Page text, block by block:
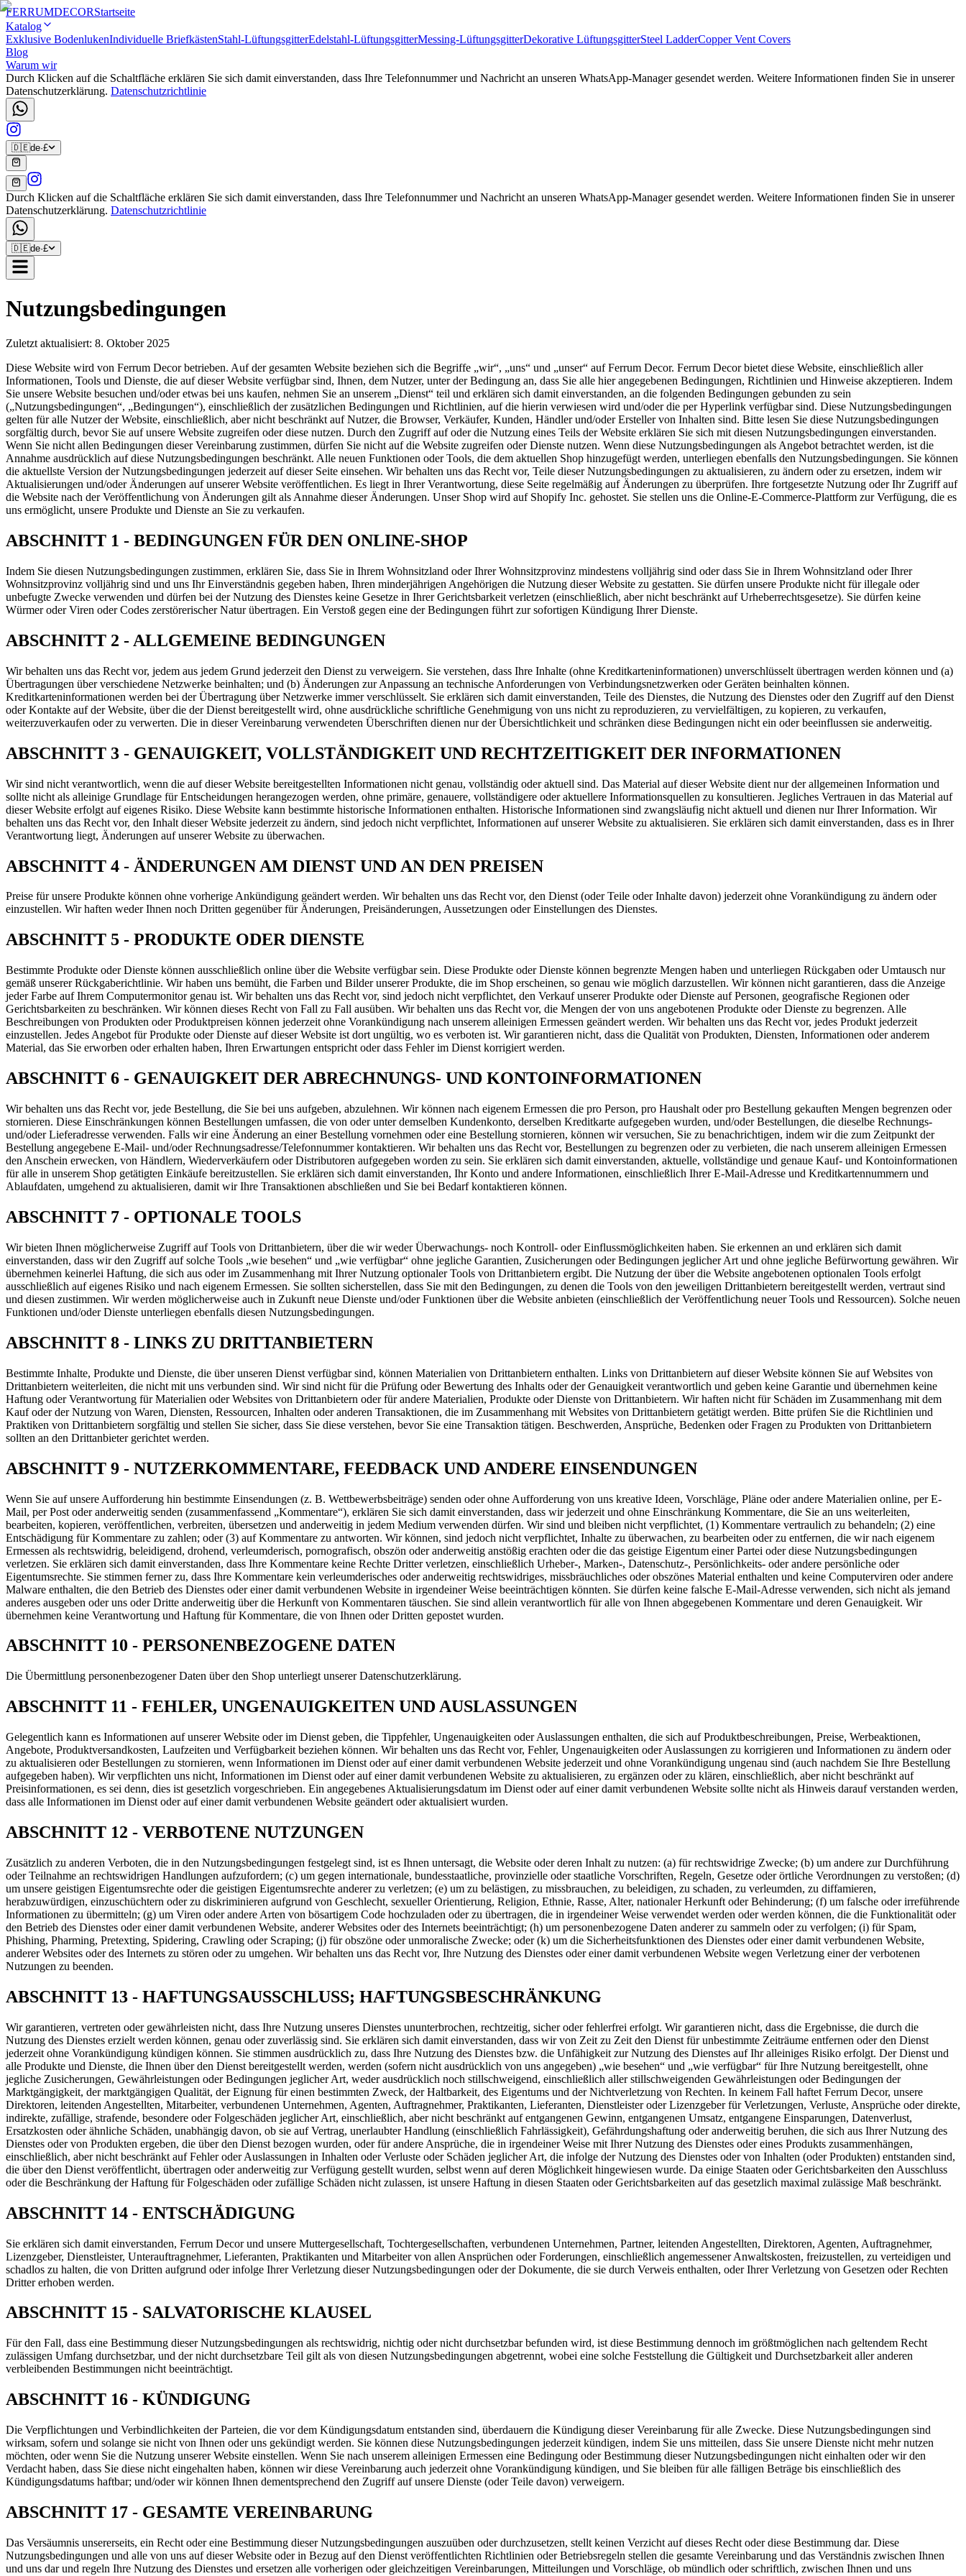
FERRUMDECORStartseite
Katalog
Exklusive BodenlukenIndividuelle BriefkästenStahl-LüftungsgitterEdelstahl-LüftungsgitterMessing-LüftungsgitterDekorative LüftungsgitterSteel LadderCopper Vent Covers
Blog
Warum wir
Durch Klicken auf die Schaltfläche erklären Sie sich damit einverstanden, dass Ihre Telefonnummer und Nachricht an unseren WhatsApp-Manager gesendet werden. Weitere Informationen finden Sie in unserer
Datenschutzerklärung. Datenschutzrichtlinie
🇩🇪de·£
Durch Klicken auf die Schaltfläche erklären Sie sich damit einverstanden, dass Ihre Telefonnummer und Nachricht an unseren WhatsApp-Manager gesendet werden. Weitere Informationen finden Sie in unserer
Datenschutzerklärung. Datenschutzrichtlinie
🇩🇪de·£
Nutzungsbedingungen
Zuletzt aktualisiert: 8. Oktober 2025
Diese Website wird von Ferrum Decor betrieben. Auf der gesamten Website beziehen sich die Begriffe „wir“, „uns“ und „unser“ auf Ferrum Decor. Ferrum Decor bietet diese Website, einschließlich aller
Informationen, Tools und Dienste, die auf dieser Website verfügbar sind, Ihnen, dem Nutzer, unter der Bedingung an, dass Sie alle hier angegebenen Bedingungen, Richtlinien und Hinweise akzeptieren. Indem
Sie unsere Website besuchen und/oder etwas bei uns kaufen, nehmen Sie an unserem „Dienst“ teil und erklären sich damit einverstanden, an die folgenden Bedingungen gebunden zu sein
(„Nutzungsbedingungen“, „Bedingungen“), einschließlich der zusätzlichen Bedingungen und Richtlinien, auf die hierin verwiesen wird und/oder die per Hyperlink verfügbar sind. Diese Nutzungsbedingungen
gelten für alle Nutzer der Website, einschließlich, aber nicht beschränkt auf Nutzer, die Browser, Verkäufer, Kunden, Händler und/oder Ersteller von Inhalten sind. Bitte lesen Sie diese Nutzungsbedingungen
sorgfältig durch, bevor Sie auf unsere Website zugreifen oder diese nutzen. Durch den Zugriff auf oder die Nutzung eines Teils der Website erklären Sie sich mit diesen Nutzungsbedingungen einverstanden.
Wenn Sie nicht allen Bedingungen dieser Vereinbarung zustimmen, dürfen Sie nicht auf die Website zugreifen oder Dienste nutzen. Wenn diese Nutzungsbedingungen als Angebot betrachtet werden, ist die
Annahme ausdrücklich auf diese Nutzungsbedingungen beschränkt. Alle neuen Funktionen oder Tools, die dem aktuellen Shop hinzugefügt werden, unterliegen ebenfalls den Nutzungsbedingungen. Sie können
die aktuellste Version der Nutzungsbedingungen jederzeit auf dieser Seite einsehen. Wir behalten uns das Recht vor, Teile dieser Nutzungsbedingungen zu aktualisieren, zu ändern oder zu ersetzen, indem wir
Aktualisierungen und/oder Änderungen auf unserer Website veröffentlichen. Es liegt in Ihrer Verantwortung, diese Seite regelmäßig auf Änderungen zu überprüfen. Ihre fortgesetzte Nutzung oder Ihr Zugriff auf
die Website nach der Veröffentlichung von Änderungen gilt als Annahme dieser Änderungen. Unser Shop wird auf Shopify Inc. gehostet. Sie stellen uns die Online-E-Commerce-Plattform zur Verfügung, die es
uns ermöglicht, unsere Produkte und Dienste an Sie zu verkaufen.
ABSCHNITT 1 - BEDINGUNGEN FÜR DEN ONLINE-SHOP
Indem Sie diesen Nutzungsbedingungen zustimmen, erklären Sie, dass Sie in Ihrem Wohnsitzland oder Ihrer Wohnsitzprovinz mindestens volljährig sind oder dass Sie in Ihrem Wohnsitzland oder Ihrer
Wohnsitzprovinz volljährig sind und uns Ihr Einverständnis gegeben haben, Ihren minderjährigen Angehörigen die Nutzung dieser Website zu gestatten. Sie dürfen unsere Produkte nicht für illegale oder
unbefugte Zwecke verwenden und dürfen bei der Nutzung des Dienstes keine Gesetze in Ihrer Gerichtsbarkeit verletzen (einschließlich, aber nicht beschränkt auf Urheberrechtsgesetze). Sie dürfen keine
Würmer oder Viren oder Codes zerstörerischer Natur übertragen. Ein Verstoß gegen eine der Bedingungen führt zur sofortigen Kündigung Ihrer Dienste.
ABSCHNITT 2 - ALLGEMEINE BEDINGUNGEN
Wir behalten uns das Recht vor, jedem aus jedem Grund jederzeit den Dienst zu verweigern. Sie verstehen, dass Ihre Inhalte (ohne Kreditkarteninformationen) unverschlüsselt übertragen werden können und (a)
Übertragungen über verschiedene Netzwerke beinhalten; und (b) Änderungen zur Anpassung an technische Anforderungen von Verbindungsnetzwerken oder Geräten beinhalten können.
Kreditkarteninformationen werden bei der Übertragung über Netzwerke immer verschlüsselt. Sie erklären sich damit einverstanden, Teile des Dienstes, die Nutzung des Dienstes oder den Zugriff auf den Dienst
oder Kontakte auf der Website, über die der Dienst bereitgestellt wird, ohne ausdrückliche schriftliche Genehmigung von uns nicht zu reproduzieren, zu vervielfältigen, zu kopieren, zu verkaufen,
weiterzuverkaufen oder zu verwerten. Die in dieser Vereinbarung verwendeten Überschriften dienen nur der Übersichtlichkeit und schränken diese Bedingungen nicht ein oder beeinflussen sie anderweitig.
ABSCHNITT 3 - GENAUIGKEIT, VOLLSTÄNDIGKEIT UND RECHTZEITIGKEIT DER INFORMATIONEN
Wir sind nicht verantwortlich, wenn die auf dieser Website bereitgestellten Informationen nicht genau, vollständig oder aktuell sind. Das Material auf dieser Website dient nur der allgemeinen Information und
sollte nicht als alleinige Grundlage für Entscheidungen herangezogen werden, ohne primäre, genauere, vollständigere oder aktuellere Informationsquellen zu konsultieren. Jegliches Vertrauen in das Material auf
dieser Website erfolgt auf eigenes Risiko. Diese Website kann bestimmte historische Informationen enthalten. Historische Informationen sind zwangsläufig nicht aktuell und dienen nur Ihrer Information. Wir
behalten uns das Recht vor, den Inhalt dieser Website jederzeit zu ändern, sind jedoch nicht verpflichtet, Informationen auf unserer Website zu aktualisieren. Sie erklären sich damit einverstanden, dass es in Ihrer
Verantwortung liegt, Änderungen auf unserer Website zu überwachen.
ABSCHNITT 4 - ÄNDERUNGEN AM DIENST UND AN DEN PREISEN
Preise für unsere Produkte können ohne vorherige Ankündigung geändert werden. Wir behalten uns das Recht vor, den Dienst (oder Teile oder Inhalte davon) jederzeit ohne Vorankündigung zu ändern oder
einzustellen. Wir haften weder Ihnen noch Dritten gegenüber für Änderungen, Preisänderungen, Aussetzungen oder Einstellungen des Dienstes.
ABSCHNITT 5 - PRODUKTE ODER DIENSTE
Bestimmte Produkte oder Dienste können ausschließlich online über die Website verfügbar sein. Diese Produkte oder Dienste können begrenzte Mengen haben und unterliegen Rückgaben oder Umtausch nur
gemäß unserer Rückgaberichtlinie. Wir haben uns bemüht, die Farben und Bilder unserer Produkte, die im Shop erscheinen, so genau wie möglich darzustellen. Wir können nicht garantieren, dass die Anzeige
jeder Farbe auf Ihrem Computermonitor genau ist. Wir behalten uns das Recht vor, sind jedoch nicht verpflichtet, den Verkauf unserer Produkte oder Dienste auf Personen, geografische Regionen oder
Gerichtsbarkeiten zu beschränken. Wir können dieses Recht von Fall zu Fall ausüben. Wir behalten uns das Recht vor, die Mengen der von uns angebotenen Produkte oder Dienste zu begrenzen. Alle
Beschreibungen von Produkten oder Produktpreisen können jederzeit ohne Vorankündigung nach unserem alleinigen Ermessen geändert werden. Wir behalten uns das Recht vor, jedes Produkt jederzeit
einzustellen. Jedes Angebot für Produkte oder Dienste auf dieser Website ist dort ungültig, wo es verboten ist. Wir garantieren nicht, dass die Qualität von Produkten, Diensten, Informationen oder anderem
Material, das Sie erworben oder erhalten haben, Ihren Erwartungen entspricht oder dass Fehler im Dienst korrigiert werden.
ABSCHNITT 6 - GENAUIGKEIT DER ABRECHNUNGS- UND KONTOINFORMATIONEN
Wir behalten uns das Recht vor, jede Bestellung, die Sie bei uns aufgeben, abzulehnen. Wir können nach eigenem Ermessen die pro Person, pro Haushalt oder pro Bestellung gekauften Mengen begrenzen oder
stornieren. Diese Einschränkungen können Bestellungen umfassen, die von oder unter demselben Kundenkonto, derselben Kreditkarte aufgegeben wurden, und/oder Bestellungen, die dieselbe Rechnungs-
und/oder Lieferadresse verwenden. Falls wir eine Änderung an einer Bestellung vornehmen oder eine Bestellung stornieren, können wir versuchen, Sie zu benachrichtigen, indem wir die zum Zeitpunkt der
Bestellung angegebene E-Mail- und/oder Rechnungsadresse/Telefonnummer kontaktieren. Wir behalten uns das Recht vor, Bestellungen zu begrenzen oder zu verbieten, die nach unserem alleinigen Ermessen
den Anschein erwecken, von Händlern, Wiederverkäufern oder Distributoren aufgegeben worden zu sein. Sie erklären sich damit einverstanden, aktuelle, vollständige und genaue Kauf- und Kontoinformationen
für alle in unserem Shop getätigten Einkäufe bereitzustellen. Sie erklären sich damit einverstanden, Ihr Konto und andere Informationen, einschließlich Ihrer E-Mail-Adresse und Kreditkartennummern und
Ablaufdaten, umgehend zu aktualisieren, damit wir Ihre Transaktionen abschließen und Sie bei Bedarf kontaktieren können.
ABSCHNITT 7 - OPTIONALE TOOLS
Wir bieten Ihnen möglicherweise Zugriff auf Tools von Drittanbietern, über die wir weder Überwachungs- noch Kontroll- oder Einflussmöglichkeiten haben. Sie erkennen an und erklären sich damit
einverstanden, dass wir den Zugriff auf solche Tools „wie besehen“ und „wie verfügbar“ ohne jegliche Garantien, Zusicherungen oder Bedingungen jeglicher Art und ohne jegliche Befürwortung gewähren. Wir
übernehmen keinerlei Haftung, die sich aus oder im Zusammenhang mit Ihrer Nutzung optionaler Tools von Drittanbietern ergibt. Die Nutzung der über die Website angebotenen optionalen Tools erfolgt
ausschließlich auf eigenes Risiko und nach eigenem Ermessen. Sie sollten sicherstellen, dass Sie mit den Bedingungen, zu denen die Tools von den jeweiligen Drittanbietern bereitgestellt werden, vertraut sind
und diesen zustimmen. Wir werden möglicherweise auch in Zukunft neue Dienste und/oder Funktionen über die Website anbieten (einschließlich der Veröffentlichung neuer Tools und Ressourcen). Solche neuen
Funktionen und/oder Dienste unterliegen ebenfalls diesen Nutzungsbedingungen.
ABSCHNITT 8 - LINKS ZU DRITTANBIETERN
Bestimmte Inhalte, Produkte und Dienste, die über unseren Dienst verfügbar sind, können Materialien von Drittanbietern enthalten. Links von Drittanbietern auf dieser Website können Sie auf Websites von
Drittanbietern weiterleiten, die nicht mit uns verbunden sind. Wir sind nicht für die Prüfung oder Bewertung des Inhalts oder der Genauigkeit verantwortlich und geben keine Garantie und übernehmen keine
Haftung oder Verantwortung für Materialien oder Websites von Drittanbietern oder für andere Materialien, Produkte oder Dienste von Drittanbietern. Wir haften nicht für Schäden im Zusammenhang mit dem
Kauf oder der Nutzung von Waren, Diensten, Ressourcen, Inhalten oder anderen Transaktionen, die im Zusammenhang mit Websites von Drittanbietern getätigt werden. Bitte prüfen Sie die Richtlinien und
Praktiken von Drittanbietern sorgfältig und stellen Sie sicher, dass Sie diese verstehen, bevor Sie eine Transaktion tätigen. Beschwerden, Ansprüche, Bedenken oder Fragen zu Produkten von Drittanbietern
sollten an den Drittanbieter gerichtet werden.
ABSCHNITT 9 - NUTZERKOMMENTARE, FEEDBACK UND ANDERE EINSENDUNGEN
Wenn Sie auf unsere Aufforderung hin bestimmte Einsendungen (z. B. Wettbewerbsbeiträge) senden oder ohne Aufforderung von uns kreative Ideen, Vorschläge, Pläne oder andere Materialien online, per E-
Mail, per Post oder anderweitig senden (zusammenfassend „Kommentare“), erklären Sie sich damit einverstanden, dass wir jederzeit und ohne Einschränkung Kommentare, die Sie an uns weiterleiten,
bearbeiten, kopieren, veröffentlichen, verbreiten, übersetzen und anderweitig in jedem Medium verwenden dürfen. Wir sind und bleiben nicht verpflichtet, (1) Kommentare vertraulich zu behandeln; (2) eine
Entschädigung für Kommentare zu zahlen; oder (3) auf Kommentare zu antworten. Wir können, sind jedoch nicht verpflichtet, Inhalte zu überwachen, zu bearbeiten oder zu entfernen, die wir nach eigenem
Ermessen als rechtswidrig, beleidigend, drohend, verleumderisch, pornografisch, obszön oder anderweitig anstößig erachten oder die das geistige Eigentum einer Partei oder diese Nutzungsbedingungen
verletzen. Sie erklären sich damit einverstanden, dass Ihre Kommentare keine Rechte Dritter verletzen, einschließlich Urheber-, Marken-, Datenschutz-, Persönlichkeits- oder andere persönliche oder
Eigentumsrechte. Sie stimmen ferner zu, dass Ihre Kommentare kein verleumderisches oder anderweitig rechtswidriges, missbräuchliches oder obszönes Material enthalten und keine Computerviren oder andere
Malware enthalten, die den Betrieb des Dienstes oder einer damit verbundenen Website in irgendeiner Weise beeinträchtigen könnten. Sie dürfen keine falsche E-Mail-Adresse verwenden, sich nicht als jemand
anderes ausgeben oder uns oder Dritte anderweitig über die Herkunft von Kommentaren täuschen. Sie sind allein verantwortlich für alle von Ihnen abgegebenen Kommentare und deren Genauigkeit. Wir
übernehmen keine Verantwortung und Haftung für Kommentare, die von Ihnen oder Dritten gepostet wurden.
ABSCHNITT 10 - PERSONENBEZOGENE DATEN
Die Übermittlung personenbezogener Daten über den Shop unterliegt unserer Datenschutzerklärung.
ABSCHNITT 11 - FEHLER, UNGENAUIGKEITEN UND AUSLASSUNGEN
Gelegentlich kann es Informationen auf unserer Website oder im Dienst geben, die Tippfehler, Ungenauigkeiten oder Auslassungen enthalten, die sich auf Produktbeschreibungen, Preise, Werbeaktionen,
Angebote, Produktversandkosten, Laufzeiten und Verfügbarkeit beziehen können. Wir behalten uns das Recht vor, Fehler, Ungenauigkeiten oder Auslassungen zu korrigieren und Informationen zu ändern oder
zu aktualisieren oder Bestellungen zu stornieren, wenn Informationen im Dienst oder auf einer damit verbundenen Website jederzeit und ohne Vorankündigung ungenau sind (auch nachdem Sie Ihre Bestellung
aufgegeben haben). Wir verpflichten uns nicht, Informationen im Dienst oder auf einer damit verbundenen Website zu aktualisieren, zu ergänzen oder zu klären, einschließlich, aber nicht beschränkt auf
Preisinformationen, es sei denn, dies ist gesetzlich vorgeschrieben. Ein angegebenes Aktualisierungsdatum im Dienst oder auf einer damit verbundenen Website sollte nicht als Hinweis darauf verstanden werden,
dass alle Informationen im Dienst oder auf einer damit verbundenen Website geändert oder aktualisiert wurden.
ABSCHNITT 12 - VERBOTENE NUTZUNGEN
Zusätzlich zu anderen Verboten, die in den Nutzungsbedingungen festgelegt sind, ist es Ihnen untersagt, die Website oder deren Inhalt zu nutzen: (a) für rechtswidrige Zwecke; (b) um andere zur Durchführung
oder Teilnahme an rechtswidrigen Handlungen aufzufordern; (c) um gegen internationale, bundesstaatliche, provinzielle oder staatliche Vorschriften, Regeln, Gesetze oder örtliche Verordnungen zu verstoßen; (d)
um unsere geistigen Eigentumsrechte oder die geistigen Eigentumsrechte anderer zu verletzen; (e) um zu belästigen, zu missbrauchen, zu beleidigen, zu schaden, zu verleumden, zu diffamieren,
herabzuwürdigen, einzuschüchtern oder zu diskriminieren aufgrund von Geschlecht, sexueller Orientierung, Religion, Ethnie, Rasse, Alter, nationaler Herkunft oder Behinderung; (f) um falsche oder irreführende
Informationen zu übermitteln; (g) um Viren oder andere Arten von bösartigem Code hochzuladen oder zu übertragen, die in irgendeiner Weise verwendet werden oder werden können, die die Funktionalität oder
den Betrieb des Dienstes oder einer damit verbundenen Website, anderer Websites oder des Internets beeinträchtigt; (h) um personenbezogene Daten anderer zu sammeln oder zu verfolgen; (i) für Spam,
Phishing, Pharming, Pretexting, Spidering, Crawling oder Scraping; (j) für obszöne oder unmoralische Zwecke; oder (k) um die Sicherheitsfunktionen des Dienstes oder einer damit verbundenen Website,
anderer Websites oder des Internets zu stören oder zu umgehen. Wir behalten uns das Recht vor, Ihre Nutzung des Dienstes oder einer damit verbundenen Website wegen Verletzung einer der verbotenen
Nutzungen zu beenden.
ABSCHNITT 13 - HAFTUNGSAUSSCHLUSS; HAFTUNGSBESCHRÄNKUNG
Wir garantieren, vertreten oder gewährleisten nicht, dass Ihre Nutzung unseres Dienstes ununterbrochen, rechtzeitig, sicher oder fehlerfrei erfolgt. Wir garantieren nicht, dass die Ergebnisse, die durch die
Nutzung des Dienstes erzielt werden können, genau oder zuverlässig sind. Sie erklären sich damit einverstanden, dass wir von Zeit zu Zeit den Dienst für unbestimmte Zeiträume entfernen oder den Dienst
jederzeit ohne Vorankündigung kündigen können. Sie stimmen ausdrücklich zu, dass Ihre Nutzung des Dienstes bzw. die Unfähigkeit zur Nutzung des Dienstes auf Ihr alleiniges Risiko erfolgt. Der Dienst und
alle Produkte und Dienste, die Ihnen über den Dienst bereitgestellt werden, werden (sofern nicht ausdrücklich von uns angegeben) „wie besehen“ und „wie verfügbar“ für Ihre Nutzung bereitgestellt, ohne
jegliche Zusicherungen, Gewährleistungen oder Bedingungen jeglicher Art, weder ausdrücklich noch stillschweigend, einschließlich aller stillschweigenden Gewährleistungen oder Bedingungen der
Marktgängigkeit, der marktgängigen Qualität, der Eignung für einen bestimmten Zweck, der Haltbarkeit, des Eigentums und der Nichtverletzung von Rechten. In keinem Fall haftet Ferrum Decor, unsere
Direktoren, leitenden Angestellten, Mitarbeiter, verbundenen Unternehmen, Agenten, Auftragnehmer, Praktikanten, Lieferanten, Dienstleister oder Lizenzgeber für Verletzungen, Verluste, Ansprüche oder direkte,
indirekte, zufällige, strafende, besondere oder Folgeschäden jeglicher Art, einschließlich, aber nicht beschränkt auf entgangenen Gewinn, entgangenen Umsatz, entgangene Einsparungen, Datenverlust,
Ersatzkosten oder ähnliche Schäden, unabhängig davon, ob sie auf Vertrag, unerlaubter Handlung (einschließlich Fahrlässigkeit), Gefährdungshaftung oder anderweitig beruhen, die sich aus Ihrer Nutzung des
Dienstes oder von Produkten ergeben, die über den Dienst bezogen wurden, oder für andere Ansprüche, die in irgendeiner Weise mit Ihrer Nutzung des Dienstes oder eines Produkts zusammenhängen,
einschließlich, aber nicht beschränkt auf Fehler oder Auslassungen in Inhalten oder Verluste oder Schäden jeglicher Art, die infolge der Nutzung des Dienstes oder von Inhalten (oder Produkten) entstanden sind,
die über den Dienst veröffentlicht, übertragen oder anderweitig zur Verfügung gestellt wurden, selbst wenn auf deren Möglichkeit hingewiesen wurde. Da einige Staaten oder Gerichtsbarkeiten den Ausschluss
oder die Beschränkung der Haftung für Folgeschäden oder zufällige Schäden nicht zulassen, ist unsere Haftung in diesen Staaten oder Gerichtsbarkeiten auf das gesetzlich maximal zulässige Maß beschränkt.
ABSCHNITT 14 - ENTSCHÄDIGUNG
Sie erklären sich damit einverstanden, Ferrum Decor und unsere Muttergesellschaft, Tochtergesellschaften, verbundenen Unternehmen, Partner, leitenden Angestellten, Direktoren, Agenten, Auftragnehmer,
Lizenzgeber, Dienstleister, Unterauftragnehmer, Lieferanten, Praktikanten und Mitarbeiter von allen Ansprüchen oder Forderungen, einschließlich angemessener Anwaltskosten, freizustellen, zu verteidigen und
schadlos zu halten, die von Dritten aufgrund oder infolge Ihrer Verletzung dieser Nutzungsbedingungen oder der Dokumente, die sie durch Verweis enthalten, oder Ihrer Verletzung von Gesetzen oder Rechten
Dritter erhoben werden.
ABSCHNITT 15 - SALVATORISCHE KLAUSEL
Für den Fall, dass eine Bestimmung dieser Nutzungsbedingungen als rechtswidrig, nichtig oder nicht durchsetzbar befunden wird, ist diese Bestimmung dennoch im größtmöglichen nach geltendem Recht
zulässigen Umfang durchsetzbar, und der nicht durchsetzbare Teil gilt als von diesen Nutzungsbedingungen abgetrennt, wobei eine solche Feststellung die Gültigkeit und Durchsetzbarkeit aller anderen
verbleibenden Bestimmungen nicht beeinträchtigt.
ABSCHNITT 16 - KÜNDIGUNG
Die Verpflichtungen und Verbindlichkeiten der Parteien, die vor dem Kündigungsdatum entstanden sind, überdauern die Kündigung dieser Vereinbarung für alle Zwecke. Diese Nutzungsbedingungen sind
wirksam, sofern und solange sie nicht von Ihnen oder uns gekündigt werden. Sie können diese Nutzungsbedingungen jederzeit kündigen, indem Sie uns mitteilen, dass Sie unsere Dienste nicht mehr nutzen
möchten, oder wenn Sie die Nutzung unserer Website einstellen. Wenn Sie nach unserem alleinigen Ermessen eine Bedingung oder Bestimmung dieser Nutzungsbedingungen nicht einhalten oder wir den
Verdacht haben, dass Sie diese nicht eingehalten haben, können wir diese Vereinbarung auch jederzeit ohne Vorankündigung kündigen, und Sie bleiben für alle fälligen Beträge bis einschließlich des
Kündigungsdatums haftbar; und/oder wir können Ihnen dementsprechend den Zugriff auf unsere Dienste (oder Teile davon) verweigern.
ABSCHNITT 17 - GESAMTE VEREINBARUNG
Das Versäumnis unsererseits, ein Recht oder eine Bestimmung dieser Nutzungsbedingungen auszuüben oder durchzusetzen, stellt keinen Verzicht auf dieses Recht oder diese Bestimmung dar. Diese
Nutzungsbedingungen und alle von uns auf dieser Website oder in Bezug auf den Dienst veröffentlichten Richtlinien oder Betriebsregeln stellen die gesamte Vereinbarung und das Verständnis zwischen Ihnen
und uns dar und regeln Ihre Nutzung des Dienstes und ersetzen alle vorherigen oder gleichzeitigen Vereinbarungen, Mitteilungen und Vorschläge, ob mündlich oder schriftlich, zwischen Ihnen und uns